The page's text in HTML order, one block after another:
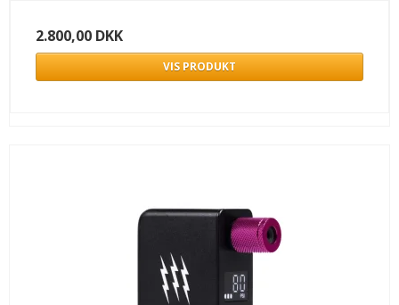
2.800,00 DKK
VIS PRODUKT